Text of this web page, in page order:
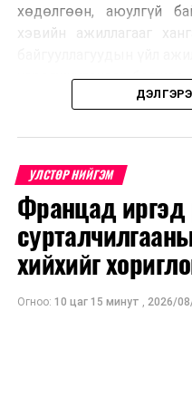
хөдөлгөөн, аюулгүй
хэвийн ажиллагааг
хэрэгжүүлэхээр болжээ .
2026 оны 8
E-Mongolia
Нэгдүгээр ангийн
2026 оны 8
E-Mongolia
УЛСТӨР НИЙГЭМ
Францад иргэд
хийхийг
Огноо: 10 цаг 15 минут , 2026/